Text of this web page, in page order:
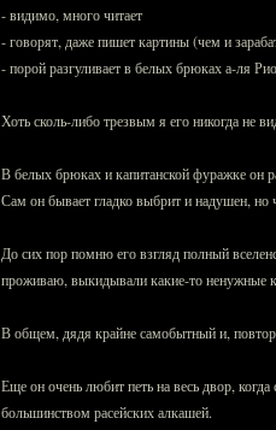
- видимо, много читает
- говорят, даже пишет картины (чем и
- порой разгуливает в белых брюках а-ля
Хоть сколь-либо трезвым я его никогда не
В белых брюках и капитанской фуражке он
Сам он бывает гладко выбрит и надушен,
До сих пор помню его взгляд полный
проживаю, выкидывали какие-то ненужные
В общем, дядя крайне самобытный и,
Еще он очень любит петь на весь двор,
большинством расейских алкашей.